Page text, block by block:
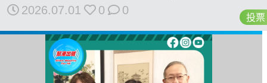
我們的立場
投票
2026.07.01
0 0